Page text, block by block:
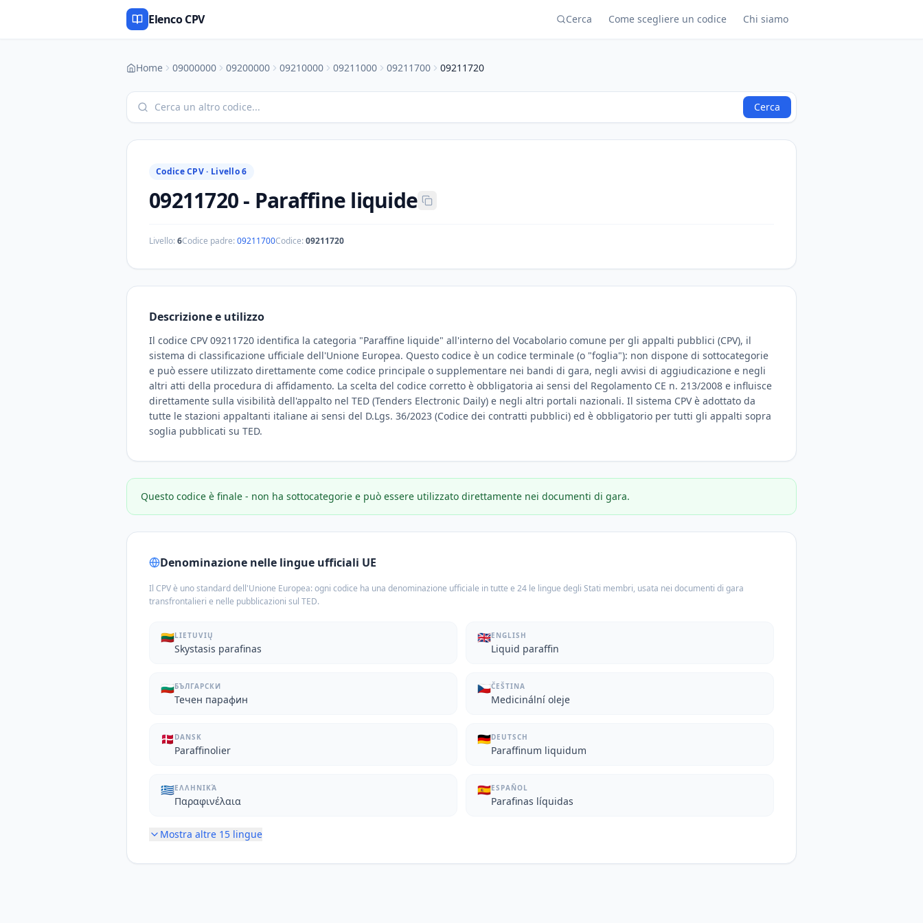
Elenco CPV Cerca Come scegliere un codice Chi siamo
Home 09000000 09200000 09210000 09211000 09211700 09211720
Cerca
Codice CPV · Livello 6
09211720- Paraffine liquide
Livello:6Codice padre:09211700Codice:09211720
Descrizione e utilizzo
Il codice CPV 09211720 identifica la categoria "Paraffine liquide" all'interno del Vocabolario comune per gli appalti pubblici (CPV), il
sistema di classificazione ufficiale dell'Unione Europea. Questo codice è un codice terminale (o "foglia"): non dispone di sottocategorie
e può essere utilizzato direttamente come codice principale o supplementare nei bandi di gara, negli avvisi di aggiudicazione e negli
altri atti della procedura di affidamento. La scelta del codice corretto è obbligatoria ai sensi del Regolamento CE n. 213/2008 e influisce
direttamente sulla visibilità dell'appalto nel TED (Tenders Electronic Daily) e negli altri portali nazionali. Il sistema CPV è adottato da
tutte le stazioni appaltanti italiane ai sensi del D.Lgs. 36/2023 (Codice dei contratti pubblici) ed è obbligatorio per tutti gli appalti sopra
soglia pubblicati su TED.
Questo codice è finale - non ha sottocategorie e può essere utilizzato direttamente nei documenti di gara.
Denominazione nelle lingue ufficiali UE
Il CPV è uno standard dell'Unione Europea: ogni codice ha una denominazione ufficiale in tutte e 24 le lingue degli Stati membri, usata nei documenti di gara
transfrontalieri e nelle pubblicazioni sul TED.
🇱🇹LIETUVIŲ
Skystasis parafinas
🇬🇧ENGLISH
Liquid paraffin
🇧🇬БЪЛГАРСКИ
Течен парафин
🇨🇿ČEŠTINA
Medicinální oleje
🇩🇰 DANSK
Paraffinolier
🇩🇪DEUTSCH
Paraffinum liquidum
🇬🇷ΕΛΛΗΝΙΚΆ
Παραφινέλαια
🇪🇸ESPAÑOL
Parafinas líquidas
Mostra altre 15 lingue